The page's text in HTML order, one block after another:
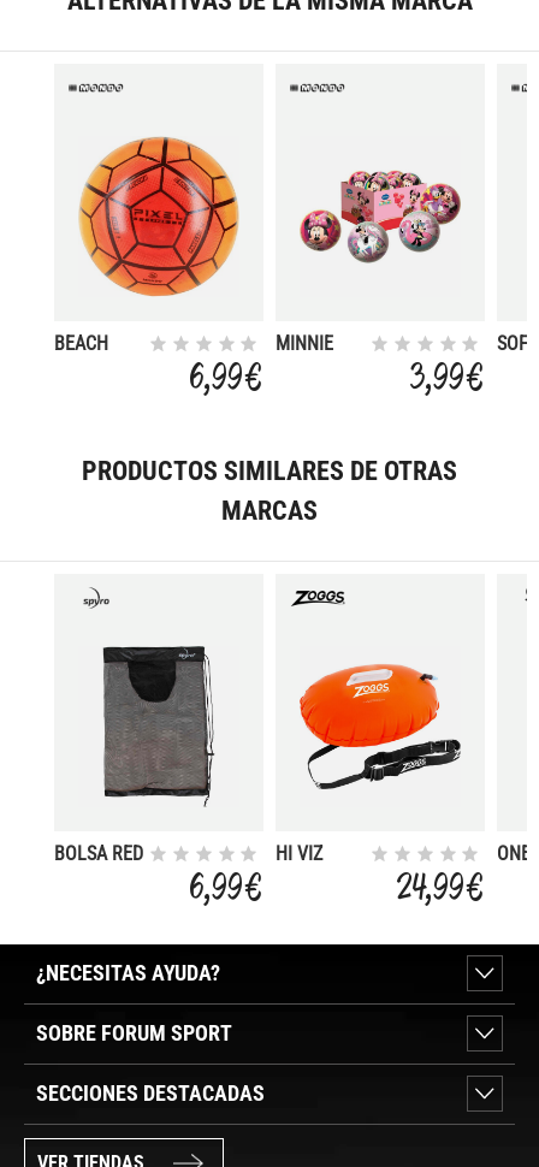
BEACH
6,99 €
MINNIE
3,99 €
SOFT
PRODUCTOS SIMILARES DE OTRAS
MARCAS
BOLSA RED
6,99 €
HI VIZ
24,99 €
ONE
¿NECESITAS AYUDA?
SOBRE FORUM SPORT
SECCIONES DESTACADAS